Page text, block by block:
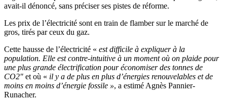
avait-il dénoncé, sans préciser ses pistes de réforme.
Les prix de l’électricité sont en train de flamber sur le marché de
gros, tirés par ceux du gaz.
Cette hausse de l’électricité « est difficile à expliquer à la
population. Elle est contre-intuitive à un moment où on plaide pour
une plus grande électrification pour économiser des tonnes de
CO2″ et où « il y a de plus en plus d’énergies renouvelables et de
moins en moins d’énergie fossile », a estimé Agnès Pannier-
Runacher.